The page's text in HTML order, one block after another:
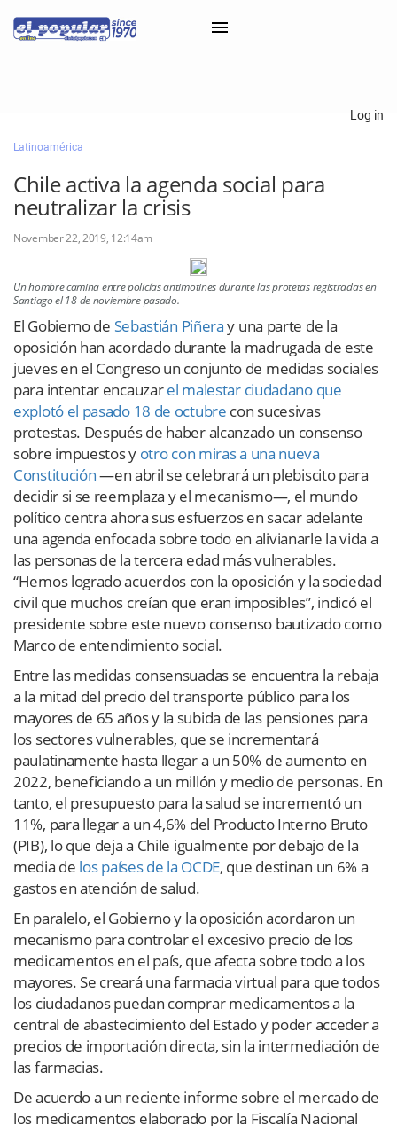
Classifieds
Categorías
×
Log in
Latinoamérica
Chile activa la agenda social para
neutralizar la crisis
November 22, 2019, 12:14am
Un hombre camina entre policías antimotines durante las protetas registradas en
Santiago el 18 de noviembre pasado.
El Gobierno de Sebastián Piñeray una parte de la
oposición han acordado durante la madrugada de este
jueves en el Congreso un conjunto de medidas sociales
para intentar encauzarel malestar ciudadano que
explotó el pasado 18 de octubre con sucesivas
protestas. Después de haber alcanzado un consenso
sobre impuestos y otro con miras a una nueva
Constitución—en abril se celebrará un plebiscito para
decidir si se reemplaza y el mecanismo—, el mundo
político centra ahora sus esfuerzos en sacar adelante
una agenda enfocada sobre todo en alivianarle la vida a
las personas de la tercera edad más vulnerables.
“Hemos logrado acuerdos con la oposición y la sociedad
civil que muchos creían que eran imposibles”, indicó el
presidente sobre este nuevo consenso bautizado como
Marco de entendimiento social.
Entre las medidas consensuadas se encuentra la rebaja
a la mitad del precio del transporte público para los
mayores de 65 años y la subida de las pensiones para
los sectores vulnerables, que se incrementará
paulatinamente hasta llegar a un 50% de aumento en
2022, beneficiando a un millón y medio de personas. En
tanto, el presupuesto para la salud se incrementó un
11%, para llegar a un 4,6% del Producto Interno Bruto
(PIB), lo que deja a Chile igualmente por debajo de la
media de los países de la OCDE, que destinan un 6% a
gastos en atención de salud.
En paralelo, el Gobierno y la oposición acordaron un
mecanismo para controlar el excesivo precio de los
medicamentos en el país, que afecta sobre todo a los
mayores. Se creará una farmacia virtual para que todos
los ciudadanos puedan comprar medicamentos a la
central de abastecimiento del Estado y poder acceder a
precios de importación directa, sin la intermediación de
las farmacias.
De acuerdo a un reciente informe sobre el mercado de
los medicamentos elaborado por la Fiscalía Nacional